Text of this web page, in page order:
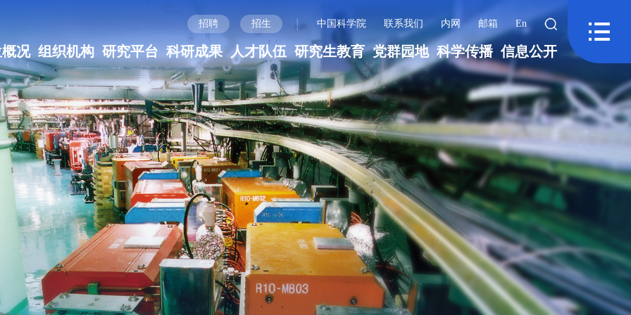
招聘 招生 | 中国科学院 联系我们 内网 邮箱 En
况 组织机构 研究平台 科研成果 人才队伍 研究生教育 党群园地 科学传播 信息公开